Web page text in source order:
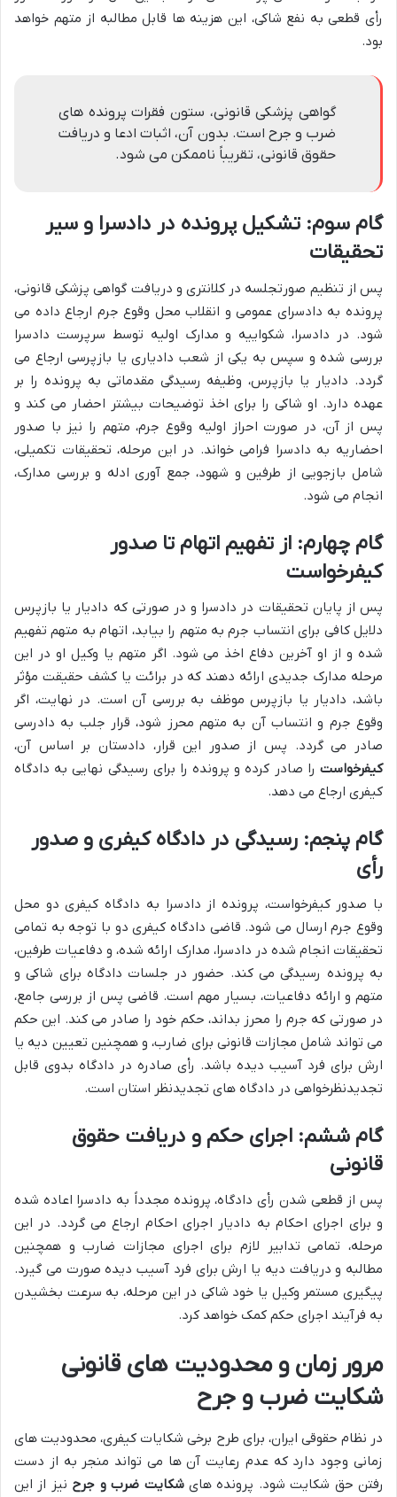
رأی قطعی به نفع شاکی، این هزینه ها قابل مطالبه از متهم خواهد
بود.
گواهی پزشکی قانونی، ستون فقرات پرونده های
ضرب و جرح است. بدون آن، اثبات ادعا و دریافت
حقوق قانونی، تقریباً ناممکن می شود.
گام سوم: تشکیل پرونده در دادسرا و سیر
تحقیقات
پس از تنظیم صورتجلسه در کلانتری و دریافت گواهی پزشکی قانونی،
پرونده به دادسرای عمومی و انقلاب محل وقوع جرم ارجاع داده می
شود. در دادسرا، شکواییه و مدارک اولیه توسط سرپرست دادسرا
بررسی شده و سپس به یکی از شعب دادیاری یا بازپرسی ارجاع می
گردد. دادیار یا بازپرس، وظیفه رسیدگی مقدماتی به پرونده را بر
عهده دارد. او شاکی را برای اخذ توضیحات بیشتر احضار می کند و
پس از آن، در صورت احراز اولیه وقوع جرم، متهم را نیز با صدور
احضاریه به دادسرا فرامی خواند. در این مرحله، تحقیقات تکمیلی،
شامل بازجویی از طرفین و شهود، جمع آوری ادله و بررسی مدارک،
انجام می شود.
گام چهارم: از تفهیم اتهام تا صدور
کیفرخواست
پس از پایان تحقیقات در دادسرا و در صورتی که دادیار یا بازپرس
دلایل کافی برای انتساب جرم به متهم را بیابد، اتهام به متهم تفهیم
شده و از او آخرین دفاع اخذ می شود. اگر متهم یا وکیل او در این
مرحله مدارک جدیدی ارائه دهند که در برائت یا کشف حقیقت مؤثر
باشد، دادیار یا بازپرس موظف به بررسی آن است. در نهایت، اگر
وقوع جرم و انتساب آن به متهم محرز شود، قرار جلب به دادرسی
صادر می گردد. پس از صدور این قرار، دادستان بر اساس آن،
کیفرخواست را صادر کرده و پرونده را برای رسیدگی نهایی به دادگاه
کیفری ارجاع می دهد.
گام پنجم: رسیدگی در دادگاه کیفری و صدور
رأی
با صدور کیفرخواست، پرونده از دادسرا به دادگاه کیفری دو محل
وقوع جرم ارسال می شود. قاضی دادگاه کیفری دو با توجه به تمامی
تحقیقات انجام شده در دادسرا، مدارک ارائه شده، و دفاعیات طرفین،
به پرونده رسیدگی می کند. حضور در جلسات دادگاه برای شاکی و
متهم و ارائه دفاعیات، بسیار مهم است. قاضی پس از بررسی جامع،
در صورتی که جرم را محرز بداند، حکم خود را صادر می کند. این حکم
می تواند شامل مجازات قانونی برای ضارب، و همچنین تعیین دیه یا
ارش برای فرد آسیب دیده باشد. رأی صادره در دادگاه بدوی قابل
تجدیدنظرخواهی در دادگاه های تجدیدنظر استان است.
گام ششم: اجرای حکم و دریافت حقوق
قانونی
پس از قطعی شدن رأی دادگاه، پرونده مجدداً به دادسرا اعاده شده
و برای اجرای احکام به دادیار اجرای احکام ارجاع می گردد. در این
مرحله، تمامی تدابیر لازم برای اجرای مجازات ضارب و همچنین
مطالبه و دریافت دیه یا ارش برای فرد آسیب دیده صورت می گیرد.
پیگیری مستمر وکیل یا خود شاکی در این مرحله، به سرعت بخشیدن
به فرآیند اجرای حکم کمک خواهد کرد.
مرور زمان و محدودیت های قانونی
شکایت ضرب و جرح
در نظام حقوقی ایران، برای طرح برخی شکایات کیفری، محدودیت های
زمانی وجود دارد که عدم رعایت آن ها می تواند منجر به از دست
رفتن حق شکایت شود. پرونده هایشکایت ضرب و جرح نیز از این